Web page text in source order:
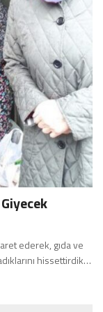
ederek, gıda ve
hissettirdik…